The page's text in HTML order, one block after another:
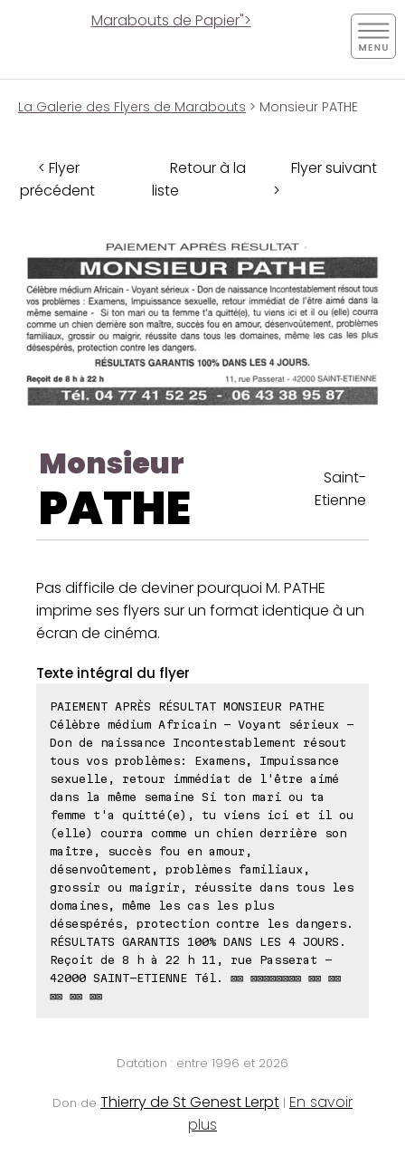
Marabouts de Papier">
La Galerie des Flyers de Marabouts > Monsieur PATHE
< Flyer
précédent
Retour à la
liste
Flyer suivant
>
Monsieur
PATHE
Saint-
Etienne
Pas difficile de deviner pourquoi M. PATHE
imprime ses flyers sur un format identique à un
écran de cinéma.
Texte intégral du flyer
PAIEMENT APRÈS RÉSULTAT MONSIEUR PATHE
Célèbre médium Africain - Voyant sérieux -
Don de naissance Incontestablement résout
tous vos problèmes: Examens, Impuissance
sexuelle, retour immédiat de l'être aimé
dans la même semaine Si ton mari ou ta
femme t'a quitté(e), tu viens ici et il ou
(elle) courra comme un chien derrière son
maître, succès fou en amour,
désenvoûtement, problèmes familiaux,
grossir ou maigrir, réussite dans tous les
domaines, même les cas les plus
désespérés, protection contre les dangers.
RÉSULTATS GARANTIS 100% DANS LES 4 JOURS.
Reçoit de 8 h à 22 h 11, rue Passerat -
42000 SAINT-ETIENNE Tél. ⊠⊠ ⊠⊠⊠⊠⊠⊠⊠⊠ ⊠⊠ ⊠⊠
⊠⊠ ⊠⊠ ⊠⊠
Datation : entre 1996 et 2026
Don de Thierry de St Genest Lerpt | En savoir
plus